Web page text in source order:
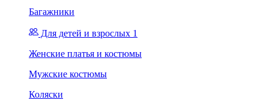
Багажники
Для детей и взрослых 1
Женские платья и костюмы
Мужские костюмы
Коляски